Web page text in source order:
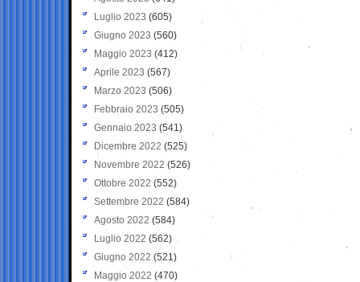
Luglio 2023 (605)
Giugno 2023 (560)
Maggio 2023 (412)
Aprile 2023 (567)
Marzo 2023 (506)
Febbraio 2023 (505)
Gennaio 2023 (541)
Dicembre 2022 (525)
Novembre 2022 (526)
Ottobre 2022 (552)
Settembre 2022 (584)
Agosto 2022 (584)
Luglio 2022 (562)
Giugno 2022 (521)
Maggio 2022 (470)